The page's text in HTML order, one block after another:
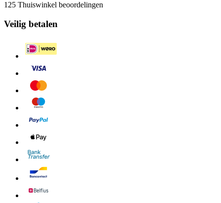
125 Thuiswinkel beoordelingen
Veilig betalen